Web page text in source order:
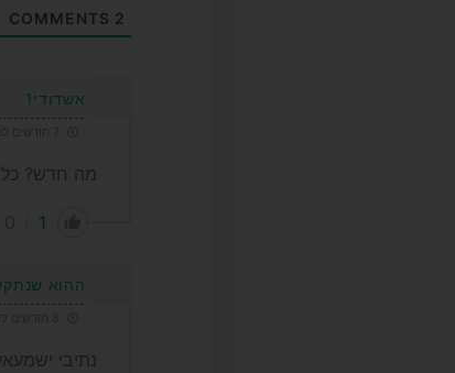
2
אשדודי1
מה חדש? כל
1
ההוא
נתיבי